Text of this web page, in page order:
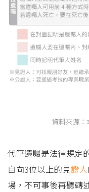
資料來源
代筆遺囑是法律規定
自向3位以上的見證人
場，不可事後再聽轉